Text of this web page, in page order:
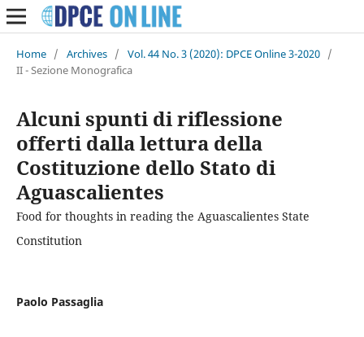
Home / Archives / Vol. 44 No. 3 (2020): DPCE Online 3-2020 /
II - Sezione Monografica
Alcuni spunti di riflessione
offerti dalla lettura della
Costituzione dello Stato di
Aguascalientes
Food for thoughts in reading the Aguascalientes State
Constitution
Paolo Passaglia